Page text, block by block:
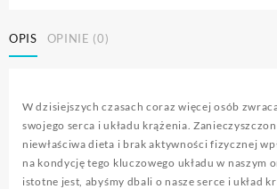
OPIS OPINIE (0)
W dzisiejszych czasach coraz więcej osób
swojego serca i układu krążenia.
niewłaściwa dieta i brak aktywności fizycznej
na kondycję tego kluczowego układu w naszym
istotne jest, abyśmy dbali o nasze serce i układ